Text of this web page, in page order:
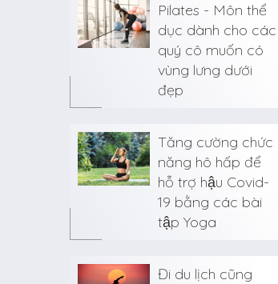
Pilates - Môn thể
dục dành cho các
quý cô muốn có
vùng lưng dưới
đẹp
Tăng cường chức
năng hô hấp để
hỗ trợ hậu Covid-
19 bằng các bài
tập Yoga
Đi du lịch cũng